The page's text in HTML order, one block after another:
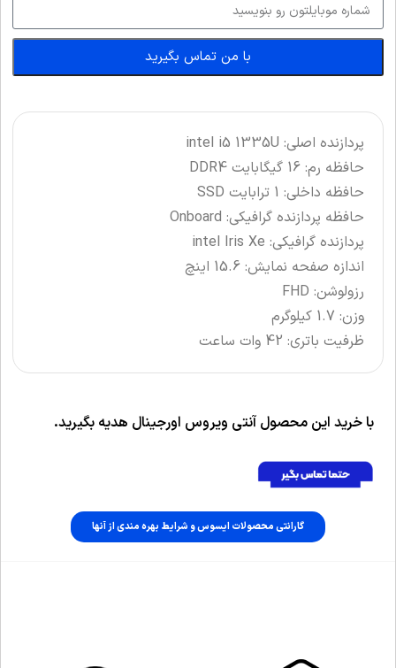
با من تماس بگیرید
پردازنده اصلی: intel i5 1335U
حافظه رم: 16 گیگابایت DDR4
حافظه داخلی: 1 ترابایت SSD
حافظه پردازنده گرافیکی: Onboard
پردازنده گرافیکی: intel Iris Xe
اندازه صفحه نمایش: 15.6 اینچ
رزولوشن: FHD
وزن: 1.7 کیلوگرم
ظرفیت باتری: 42 وات ساعت
با خرید این محصول آنتی ویروس اورجینال هدیه بگیرید.
گارانتی محصولات ایسوس و شرایط بهره مندی از آنها